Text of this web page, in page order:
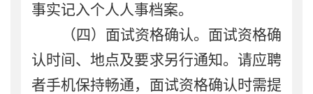
事实记入个人人事档案。
（四）面试资格确认。 面试资格确
认时间、地点及要求另行通知。请应聘
者手机保持畅通， 面试资格确认时需提